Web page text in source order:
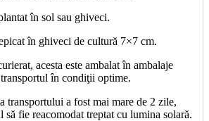
în sol sau ghiveci.
în ghiveci de cultură 7×7 cm.
acesta este ambalat în ambalaje
în condiţii optime.
transportului a fost mai mare de 2 zile,
să fie reacomodat treptat cu lumina solară.